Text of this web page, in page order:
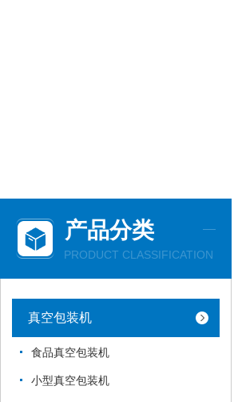
产品分类
PRODUCT CLASSIFICATION
真空包装机
食品真空包装机
小型真空包装机